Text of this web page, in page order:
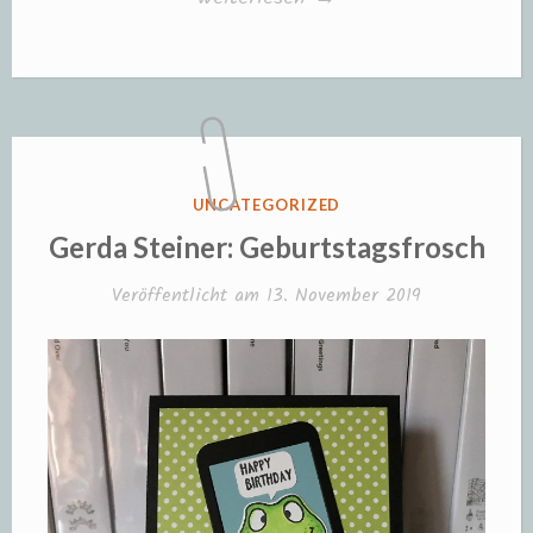
Taschentuchverpackung“
VERÖFFENTLICHT
UNCATEGORIZED
Gerda Steiner: Geburtstagsfrosch
Veröffentlicht am 13. November 2019